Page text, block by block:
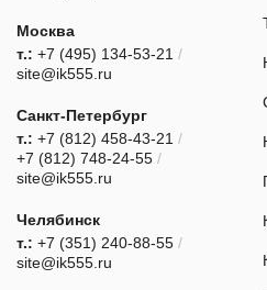
Москва
т.: +7 (495) 134-53-21 /
site@ik555.ru
Санкт-Петербург
т.: +7 (812) 458-43-21 /
+7 (812) 748-24-55 /
site@ik555.ru
Челябинск
т.: +7 (351) 240-88-55 /
site@ik555.ru